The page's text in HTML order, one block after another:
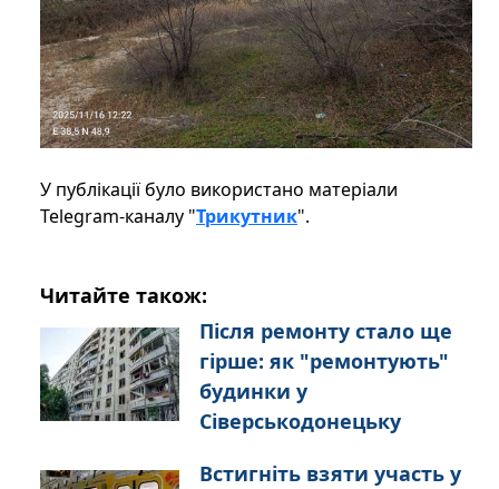
У публікації було використано матеріали
Telegram-каналу "Трикутник".
Читайте також:
Після ремонту стало ще
гірше: як "ремонтують"
будинки у
Сіверськодонецьку
Встигніть взяти участь у